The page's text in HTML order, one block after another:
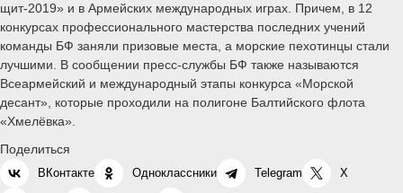
щит-2019» и в Армейских международных играх. Причем, в 12
конкурсах профессионального мастерства последних учений
команды БФ заняли призовые места, а морские пехотинцы стали
лучшими. В сообщении пресс-службы БФ также называются
Всеармейский и международный этапы конкурса «Морской
десант», которые проходили на полигоне Балтийского флота
«Хмелёвка».
Поделиться
ВКонтакте Одноклассники Telegram X